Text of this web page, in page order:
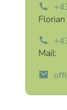
Mail: